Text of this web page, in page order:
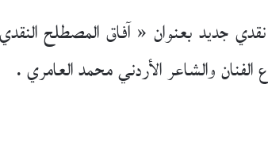
جديد بعنوان « آفاق المصطلح
الفنان والشاعر الأردني محمد العامري .